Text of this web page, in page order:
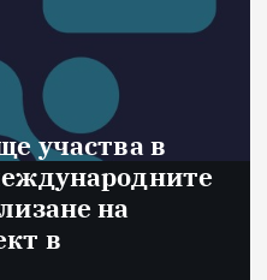
участва в
на
в